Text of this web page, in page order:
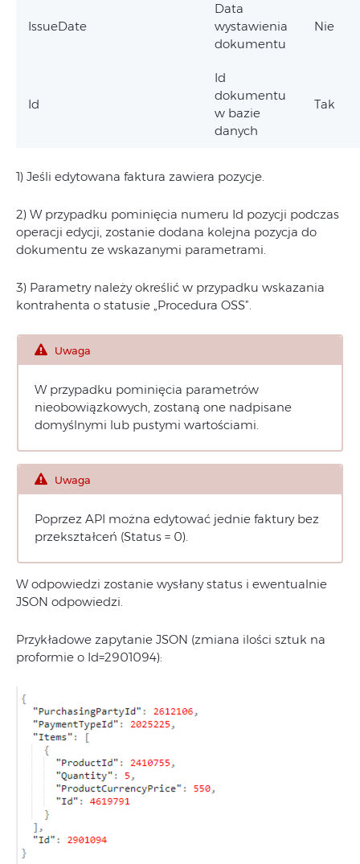
IssueDate
Data
wystawienia
dokumentu
Nie
Id
Id
dokumentu
w bazie
danych
Tak
1) Jeśli edytowana faktura zawiera pozycje.
2) W przypadku pominięcia numeru Id pozycji podczas
operacji edycji, zostanie dodana kolejna pozycja do
dokumentu ze wskazanymi parametrami.
3) Parametry należy określić w przypadku wskazania
kontrahenta o statusie „Procedura OSS”.
Uwaga
W przypadku pominięcia parametrów
nieobowiązkowych, zostaną one nadpisane
domyślnymi lub pustymi wartościami.
Uwaga
Poprzez API można edytować jednie faktury bez
przekształceń (Status = 0).
W odpowiedzi zostanie wysłany status i ewentualnie
JSON odpowiedzi.
Przykładowe zapytanie JSON (zmiana ilości sztuk na
proformie o Id=2901094):